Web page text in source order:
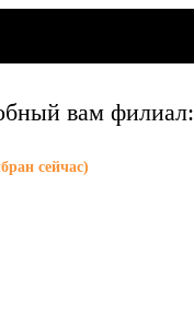
вам филиал:
сейчас)